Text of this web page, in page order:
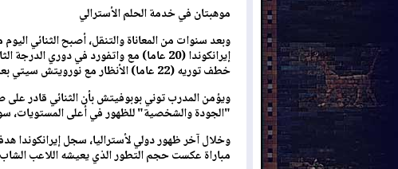
موهبتان في خدمة الحلم الأسترالي
وبعد سنوات من المعاناة والتنقل، أصبح الثنائي
إيرانكوندا (20 عاما) مع واتفورد في دوري
خطف توريه (22 عاما) الأنظار مع نورويتش سيتي بعدما سجل تسعة أهداف في 11 مباراة.
ويؤمن المدرب توني بوبوفيتش بأن الثنائي قادر على
"الجودة والشخصية" للظهور في أعلى المستويات،
مباراة عكست حجم التطور الذي يعيشه اللاعب الشاب